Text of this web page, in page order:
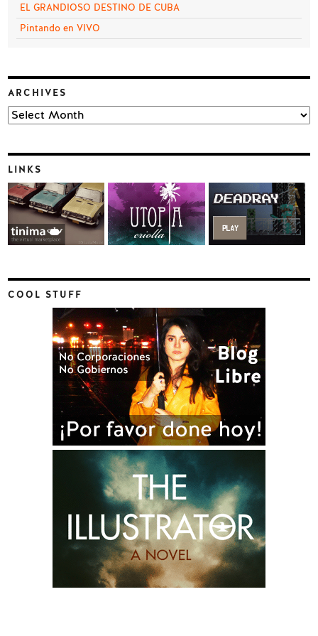
EL GRANDIOSO DESTINO DE CUBA
Pintando en VIVO
ARCHIVES
Archives
LINKS
COOL STUFF